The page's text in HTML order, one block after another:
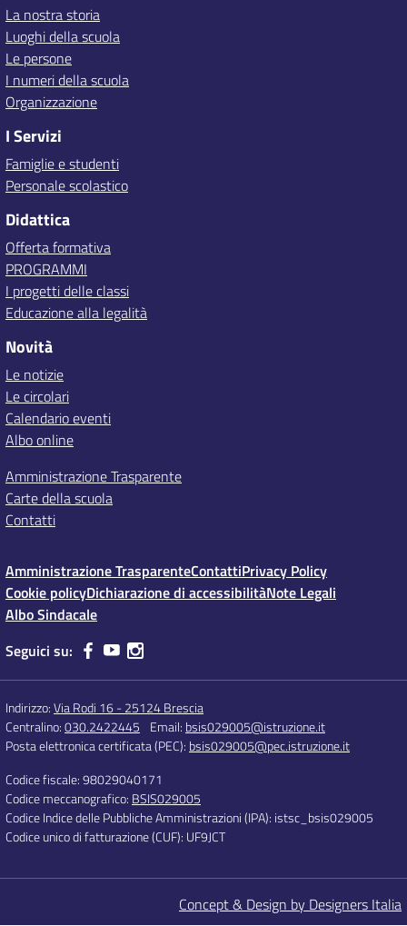
La nostra storia
Luoghi della scuola
Le persone
I numeri della scuola
Organizzazione
I Servizi
Famiglie e studenti
Personale scolastico
Didattica
Offerta formativa
PROGRAMMI
I progetti delle classi
Educazione alla legalità
Novità
Le notizie
Le circolari
Calendario eventi
Albo online
Amministrazione Trasparente
Carte della scuola
Contatti
Amministrazione TrasparenteContattiPrivacy Policy
Cookie policyDichiarazione di accessibilitàNote Legali
Albo Sindacale
Seguici su:
Indirizzo:Via Rodi 16 - 25124 Brescia
Centralino:030.2422445 Email: bsis029005@istruzione.it
Posta elettronica certificata (PEC): bsis029005@pec.istruzione.it
Codice fiscale: 98029040171
Codice meccanografico: BSIS029005
Codice Indice delle Pubbliche Amministrazioni (IPA): istsc_bsis029005
Codice unico di fatturazione (CUF): UF9JCT
Concept & Design by Designers Italia